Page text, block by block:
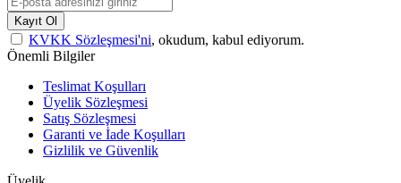
Kayıt Ol
KVKK Sözleşmesi'ni, okudum, kabul ediyorum.
Önemli Bilgiler
Teslimat Koşulları
Üyelik Sözleşmesi
Satış Sözleşmesi
Garanti ve İade Koşulları
Gizlilik ve Güvenlik